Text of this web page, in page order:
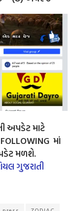
અપડેટ માટે
માં
મળશે.
ગુજરાતી